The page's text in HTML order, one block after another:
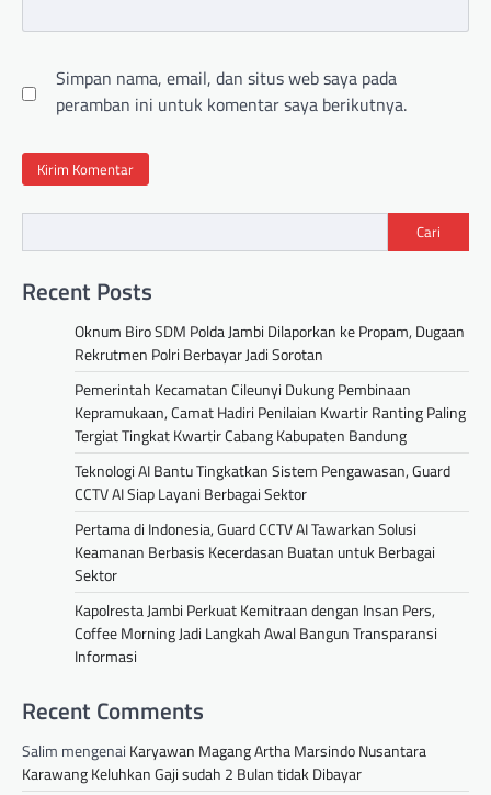
Simpan nama, email, dan situs web saya pada
peramban ini untuk komentar saya berikutnya.
Cari
Recent Posts
Oknum Biro SDM Polda Jambi Dilaporkan ke Propam, Dugaan
Rekrutmen Polri Berbayar Jadi Sorotan
Pemerintah Kecamatan Cileunyi Dukung Pembinaan
Kepramukaan, Camat Hadiri Penilaian Kwartir Ranting Paling
Tergiat Tingkat Kwartir Cabang Kabupaten Bandung
Teknologi AI Bantu Tingkatkan Sistem Pengawasan, Guard
CCTV AI Siap Layani Berbagai Sektor
Pertama di Indonesia, Guard CCTV AI Tawarkan Solusi
Keamanan Berbasis Kecerdasan Buatan untuk Berbagai
Sektor
Kapolresta Jambi Perkuat Kemitraan dengan Insan Pers,
Coffee Morning Jadi Langkah Awal Bangun Transparansi
Informasi
Recent Comments
Salim mengenai Karyawan Magang Artha Marsindo Nusantara
Karawang Keluhkan Gaji sudah 2 Bulan tidak Dibayar